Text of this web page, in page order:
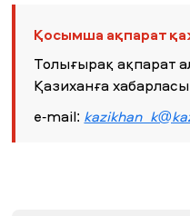
Қосымша ақпарат
Толығырақ ақпарат
Қазиханға
e-mail: